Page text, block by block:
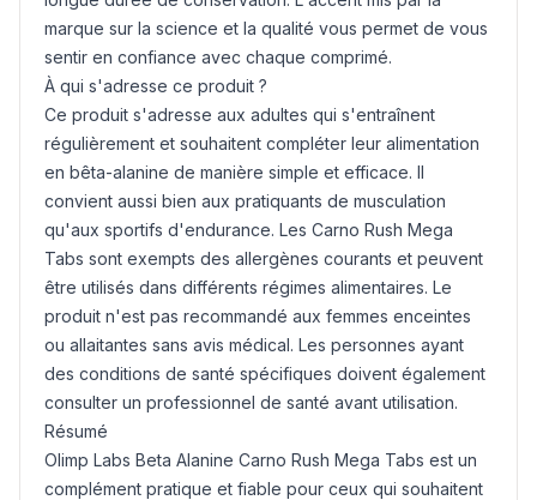
marque sur la science et la qualité vous permet de vous
sentir en confiance avec chaque comprimé.
À qui s'adresse ce produit ?
Ce produit s'adresse aux adultes qui s'entraînent
régulièrement et souhaitent compléter leur alimentation
en bêta-alanine de manière simple et efficace. Il
convient aussi bien aux pratiquants de musculation
qu'aux sportifs d'endurance. Les Carno Rush Mega
Tabs sont exempts des allergènes courants et peuvent
être utilisés dans différents régimes alimentaires. Le
produit n'est pas recommandé aux femmes enceintes
ou allaitantes sans avis médical. Les personnes ayant
des conditions de santé spécifiques doivent également
consulter un professionnel de santé avant utilisation.
Résumé
Olimp Labs Beta Alanine Carno Rush Mega Tabs est un
complément pratique et fiable pour ceux qui souhaitent